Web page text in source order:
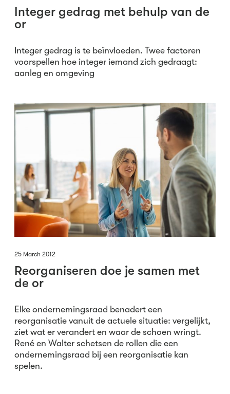
Integer gedrag met behulp van de
or
Integer gedrag is te beïnvloeden. Twee factoren
voorspellen hoe integer iemand zich gedraagt:
aanleg en omgeving
25 March 2012
Reorganiseren doe je samen met
de or
Elke ondernemingsraad benadert een
reorganisatie vanuit de actuele situatie: vergelijkt,
ziet wat er verandert en waar de schoen wringt.
René en Walter schetsen de rollen die een
ondernemingsraad bij een reorganisatie kan
spelen.